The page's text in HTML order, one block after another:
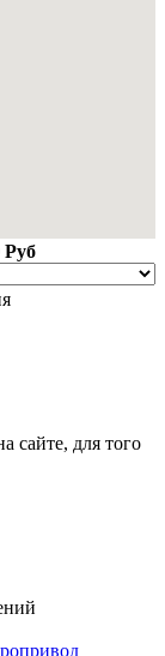
Руб
сайте, для того